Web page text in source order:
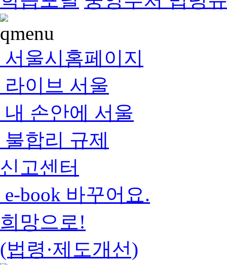
서울시홈페이지
라이브 서울
내 손안에 서울
불합리 규제
신고센터
e-book 바꾸어요.
희망으로!
(법령·제도개선)